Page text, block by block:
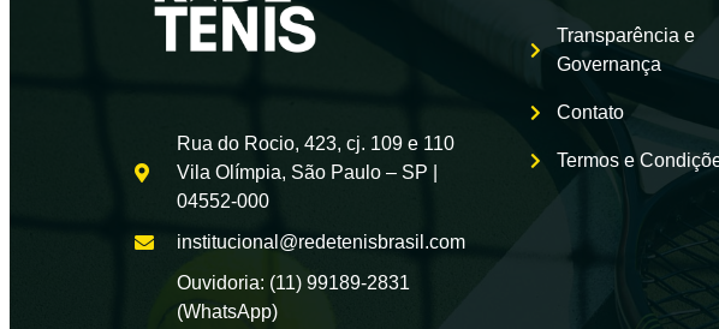
Rua do Rocio, 423, cj. 109 e 110
Vila Olímpia, São Paulo – SP |
04552-000
institucional@redetenisbrasil.com
Ouvidoria: (11) 99189-2831
(WhatsApp)
Transparência e
Governança
Contato
Termos e